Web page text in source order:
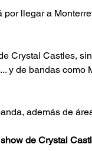
llegar a
Crystal Castles,
y de bandas como
además de
de Crystal